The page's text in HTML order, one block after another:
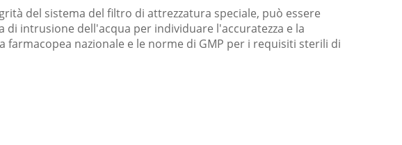
del sistema del filtro di attrezzatura speciale, può essere
intrusione dell'acqua per individuare l'accuratezza e la
nazionale e le norme di GMP per i requisiti sterili di